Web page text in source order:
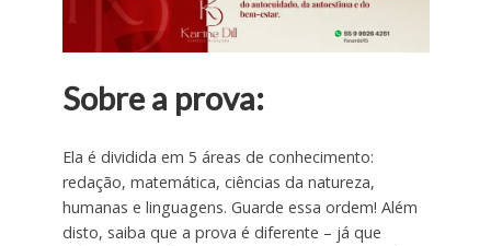
Sobre a prova:
Ela é dividida em 5 áreas de conhecimento:
redação, matemática, ciências da natureza,
humanas e linguagens. Guarde essa ordem! Além
disto, saiba que a prova é diferente – já que